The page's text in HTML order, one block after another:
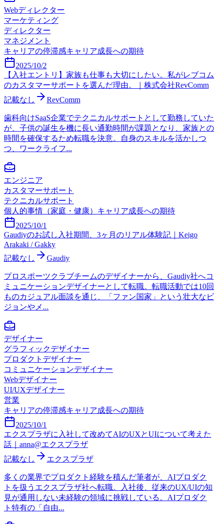
Webディレクター
マーケティング
ディレクター
マネジメント
キャリアの停滞感キャリア成長への期待
2025/10/2
【入社エントリ】家族も仕事も大切にしたい。私がレブコム
のカスタマーサポートを選んだ理由。｜株式会社RevComm
記載なし
RevComm
歯科向けSaaS企業でテクニカルサポートとして勤務していた
が、子供の誕生を機に長い通勤時間が課題となり、家族との
時間を確保するため転職を決意。自身のスキルを活かしつ
つ、ワークライフ...
エンジニア
カスタマーサポート
テクニカルサポート
個人的事情（家庭・健康） キャリア成長への期待
2025/10/1
Gaudiyのお試し入社期間、3ヶ月のリアル体験記｜Keigo
Arakaki / Gakky
記載なし
Gaudiy
プロスポーツクラブチームのデザイナーから、Gaudiy社へコ
ミュニケーションデザイナーとして転職。転職活動では10回
ものカジュアル面談を通じ、「ファン国家」という壮大なビ
ジョンやメ...
デザイナー
グラフィックデザイナー
プロダクトデザイナー
コミュニケーションデザイナー
Webデザイナー
UI/UXデザイナー
営業
キャリアの停滞感キャリア成長への期待
2025/10/1
エクスプラザに入社して改めてAIのUXとUIについて考えた
話｜anna@エクスプラザ
記載なし
エクスプラザ
多くの業界でプロダクト経験を積んだ筆者が、AIプロダク
トを扱うエクスプラザ社へ転職。入社後、従来のUX/UIの知
見が通用しない未経験の領域に挑戦している。AIプロダク
ト特有の「自由...